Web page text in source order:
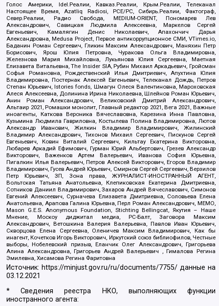
Голос Америки, Idel.Реалии, Кавказ.Реалии, Крым.Реалии, Телеканал
Настоящее Время, Azatliq Radiosi, PCE/PC, Сибирь.Реалии, Фактограф,
Север.Реалии, Радио Свобода, MEDIUM-ORIENT, Пономарев Лев
Александрович, Савицкая Людмила Алексеевна, Маркелов Сергей
Евгеньевич, Камалягин Денис Николаевич, Апахончич Дарья
Александровна, Medusa Project, Первое антикоррупционное СМИ, VTimes.io,
Баданин Роман Сергеевич, Гликин Максим Александрович, Маняхин Петр
Борисович, Ярош Юлия Петровна, Чуракова Ольга Владимировна,
Железнова Мария Михайловна, Лукьянова Юлия Сергеевна, Маетная
Елизавета Витальевна, The Insider SIA, Рубин Михаил Аркадьевич, Гройсман
Софья Романовна, Рождественский Илья Дмитриевич, Апухтина Юлия
Владимировна, Постернак Алексей Евгеньевич, Телеканал Дождь, Петров
Степан Юрьевич, Istories fonds, Шмагун Олеся Валентиновна, Мароховская
Алеся Алексеевна, Долинина Ирина Николаевна, Шлейнов Роман Юрьевич,
Анин Роман Александрович, Великовский Дмитрий Александрович,
Альтаир 2021, Ромашки монолит, Главный редактор 2021, Вега 2021, Важные
иноагенты, Каткова Вероника Вячеславовна, Карезина Инна Павловна,
Кузьмина Людмила Гавриловна, Костылева Полина Владимировна, Лютов
Александр Иванович, Жилкин Владимир Владимирович, Жилинский
Владимир Александрович, Тихонов Михаил Сергеевич, Пискунов Сергей
Евгеньевич, Ковин Виталий Сергеевич, Кильтау Екатерина Викторовна,
Любарев Аркадий Ефимович, Гурман Юрий Альбертович, Грезев Александр
Викторович, Важенков Артем Валерьевич, Иванова София Юрьевна,
Пигалкин Илья Валерьевич, Петров Алексей Викторович, Егоров Владимир
Владимирович, Гусев Андрей Юрьевич, Смирнов Сергей Сергеевич, Верзилов
Петр Юрьевич, ЗП, Зона права, ЖУРНАЛИСТ-ИНОСТРАННЫЙ АГЕНТ,
Вольтская Татьяна Анатольевна, Клепиковская Екатерина Дмитриевна,
Сотников Даниил Владимирович, Захаров Андрей Вячеславович, Симонов
Евгений Алексеевич, Сурначева Елизавета Дмитриевна, Соловьева Елена
Анатольевна, Арапова Галина Юрьевна, Перл Роман Александрович, МЕМО,
Mason G.E.S. Anonymous Foundation, Stichting Bellingcat, Якутия – Наше
Мнение, Москоу диджитал медиа, РС-Балт, Заговора Максим
Александрович, Ветошкина Валерия Валерьевна, Павлов Иван Юрьевич,
Скворцова Елена Сергеевна, Оленичев Максим Владимирович, Как бы
инагент, Кочетков Игорь Викторович, Иркутский союз библиофилов, Честные
выборы, Нобелевский призыв, Еланчик Олег Александрович, Григорьева
Алина Александровна, Григорьев Андрей Валерьевич , Гималова Регина
Эмилевна, Хисамова Регина Фаритовна
Источник: https://minjust.gov.ru/ru/documents/7755/ данные на
03.12.2021
* Сведения реестра НКО, выполняющих функции
иностранного агента: